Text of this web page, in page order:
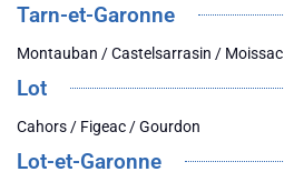
Tarn-et-Garonne
Montauban / Castelsarrasin / Moissac
Lot
Cahors / Figeac / Gourdon
Lot-et-Garonne